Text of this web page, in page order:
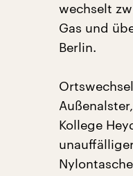
wechselt
Gas und
Berlin.
Kollege